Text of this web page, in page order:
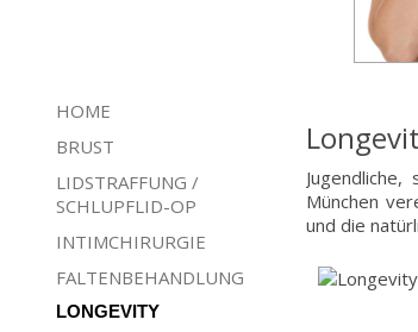
München
und die
HOME
BRUST
LIDSTRAFFUNG /
SCHLUPFLID-OP
INTIMCHIRURGIE
FALTENBEHANDLUNG
LONGEVITY